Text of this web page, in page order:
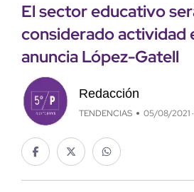
El sector educativo
considerado actividad
anuncia López-Gatell
Redacción
TENDENCIAS 05/08/2021